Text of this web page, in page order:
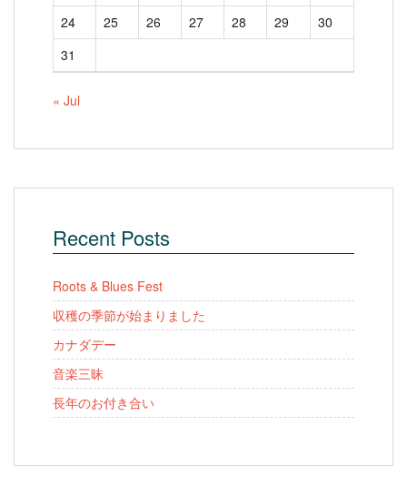
24
25 26 27 28 29
30
31
« Jul
Recent Posts
Roots & Blues Fest
収穫の季節が始まりました
カナダデー
音楽三昧
長年のお付き合い